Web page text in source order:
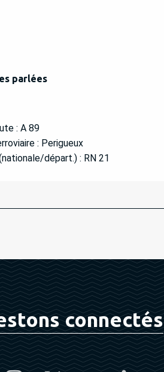
parlées
parlées
: A 89
: Perigueux
départ.) : RN 21
connectés